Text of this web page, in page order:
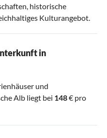
historische
Kulturangebot.
in
und
Alb liegt bei 148€ pro